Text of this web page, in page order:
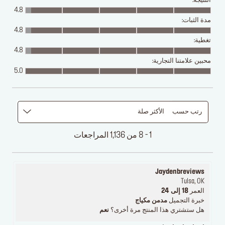
4.8
مدة الثبات:
4.8
تغطية:
4.8
محبين علامتنا التجارية:
5.0
1 - 8 من 1,136 المراجعات
رتب حسب الأكثر صلة
Jaydenbreviews
Tulsa, OK
العمر 18 إلى 24
خبرة التجميل مدمن مكياج
هل ستشتري هذا المنتج مرة أخرى؟ نعم